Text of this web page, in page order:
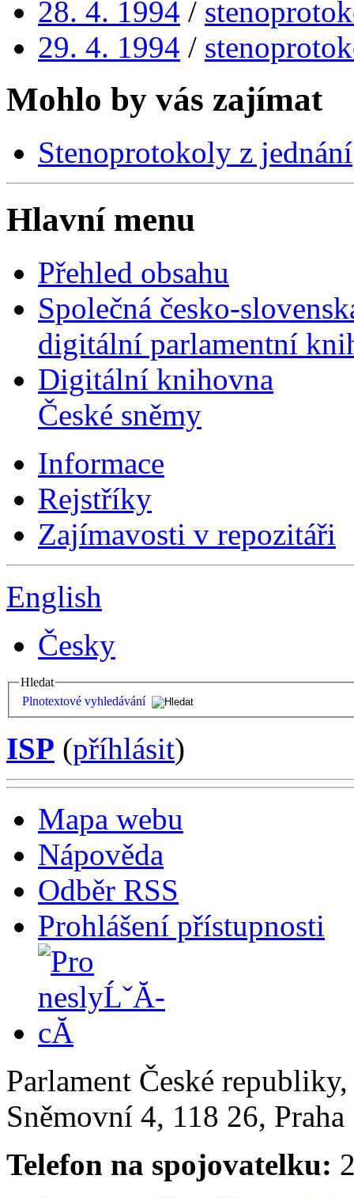
28. 4. 1994 /
29. 4. 1994 /
Mohlo by vás zajímat
Stenoprotokoly z jednání
Hlavní menu
Přehled obsahu
Společná česko-
digitální parlamentní
Digitální knihovna
České sněmy
Informace
Rejstříky
Zajímavosti v repozitáři
English
Česky
Hledat
Plnotextové vyhledávání
ISP (příhlásit)
Mapa webu
Nápověda
Odběr RSS
Prohlášení přístupnosti
Parlament České
Sněmovní 4, 118 26,
Telefon na spojovatelku: